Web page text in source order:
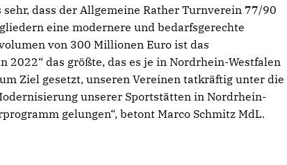
dass der Allgemeine Rather Turnverein 77/90
eine modernere und bedarfsgerechte
von 300 Millionen Euro ist das
das größte, das es je in Nordrhein-Westfalen
Ziel gesetzt, unseren Vereinen tatkräftig unter die
unserer Sportstätten in Nordrhein-
gelungen“, betont Marco Schmitz MdL.